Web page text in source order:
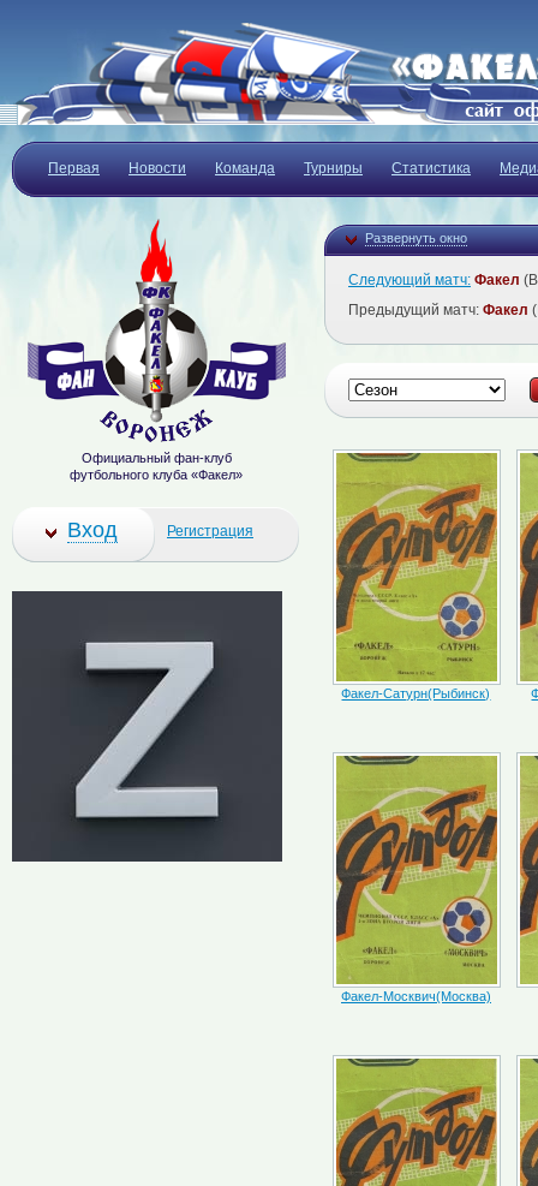
Первая Новости Команда Турниры Статистика
Развернуть окно
Следующий матч: Факел
Предыдущий матч: Факел
Факел-Сатурн(Рыбинск)
Факел-Москвич(Москва)
Официальный фан-клуб
футбольного клуба «Факел»
Вход Регистрация